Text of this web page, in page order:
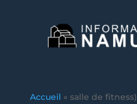
Accueil » salle de fitness)